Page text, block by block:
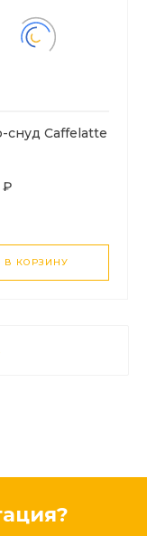
Caffelatte
₽
В КОРЗИНУ